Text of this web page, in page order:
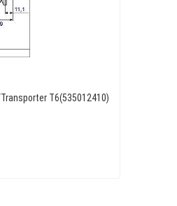
T6(535012410)